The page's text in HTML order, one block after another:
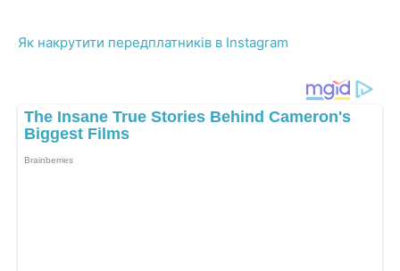
Як накрутити передплатників в Instagram